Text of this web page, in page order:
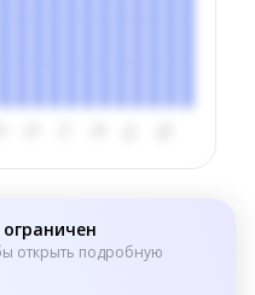
открыть подробную